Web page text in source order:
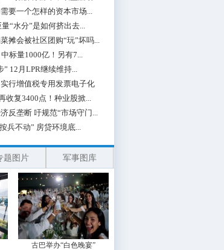
要一个怎样的资本市场...
“水分”是如何挤出去...
摊会被社区团购“玩”坏吗...
标量1000亿！另有7...
12月LPR继续维持...
行增值税专用发票电子化
收复3400点！种业股掀...
反垄断 吁规范“市场守门...
兵不动” 房贷环境底...
题图片 军事图库
古巴举办“白色晚宴”